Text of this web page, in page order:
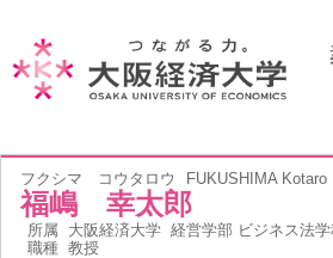
フクシマ コウタロウ FUKUSHIMA Kotaro
福嶋 幸太郎
所属 大阪経済大学 経営学部 ビジネス法
職種 教授